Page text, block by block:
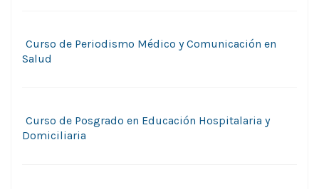
Curso de Periodismo Médico y Comunicación en
Salud
Curso de Posgrado en Educación Hospitalaria y
Domiciliaria